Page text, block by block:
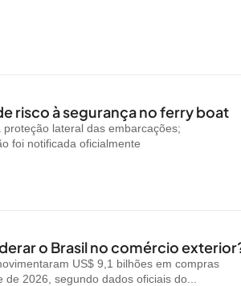
risco à segurança no ferry boat
lateral das embarcações;
foi notificada oficialmente
o Brasil no comércio
US$ 9,1 bilhões em compras
2026, segundo dados oficiais do...